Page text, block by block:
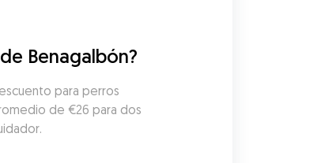
Benagalbón?
para perros
de €26 para dos